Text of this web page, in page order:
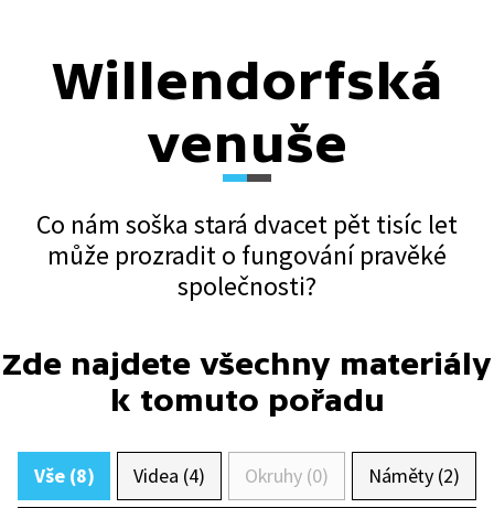
Willendorfská
venuše
Co nám soška stará dvacet pět tisíc let
může prozradit o fungování pravěké
společnosti?
Zde najdete všechny materiály
k tomuto pořadu
Vše (8) Videa (4) Okruhy (0) Náměty (2)